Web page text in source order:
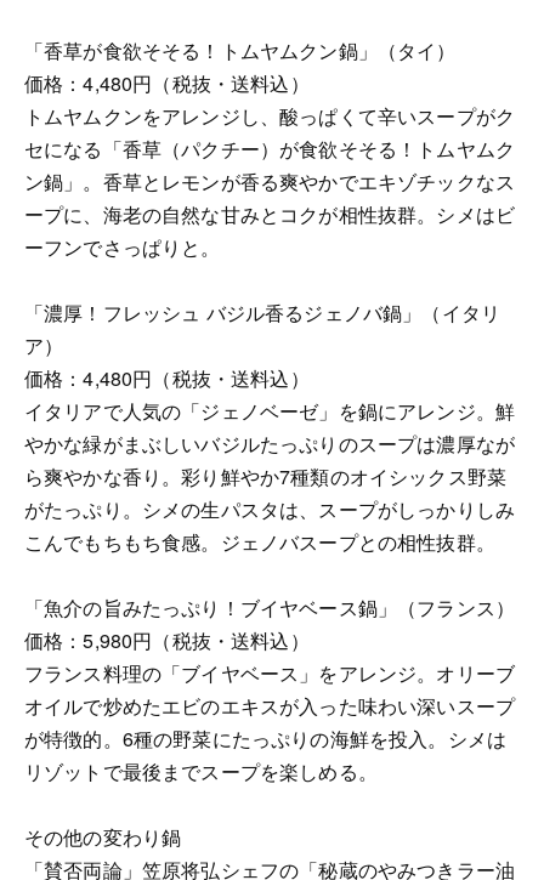
「香草が食欲そそる！トムヤムクン鍋」（タイ）
価格：4,480円（税抜・送料込）
トムヤムクンをアレンジし、酸っぱくて辛いスープがク
セになる「香草（パクチー）が食欲そそる！トムヤムク
ン鍋」。香草とレモンが香る爽やかでエキゾチックなス
ープに、海老の自然な甘みとコクが相性抜群。シメはビ
ーフンでさっぱりと。
「濃厚！フレッシュ バジル香るジェノバ鍋」（イタリ
ア）
価格：4,480円（税抜・送料込）
イタリアで人気の「ジェノベーゼ」を鍋にアレンジ。鮮
やかな緑がまぶしいバジルたっぷりのスープは濃厚なが
ら爽やかな香り。彩り鮮やか7種類のオイシックス野菜
がたっぷり。シメの生パスタは、スープがしっかりしみ
こんでもちもち食感。ジェノバスープとの相性抜群。
「魚介の旨みたっぷり！ブイヤベース鍋」（フランス）
価格：5,980円（税抜・送料込）
フランス料理の「ブイヤベース」をアレンジ。オリーブ
オイルで炒めたエビのエキスが入った味わい深いスープ
が特徴的。6種の野菜にたっぷりの海鮮を投入。シメは
リゾットで最後までスープを楽しめる。
その他の変わり鍋
「賛否両論」笠原将弘シェフの「秘蔵のやみつきラー油